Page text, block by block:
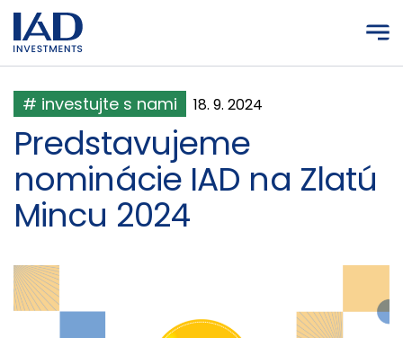
Prejsť na hlavný obsah
# investujte s nami 18. 9. 2024
Predstavujeme
nominácie IAD na Zlatú
Mincu 2024